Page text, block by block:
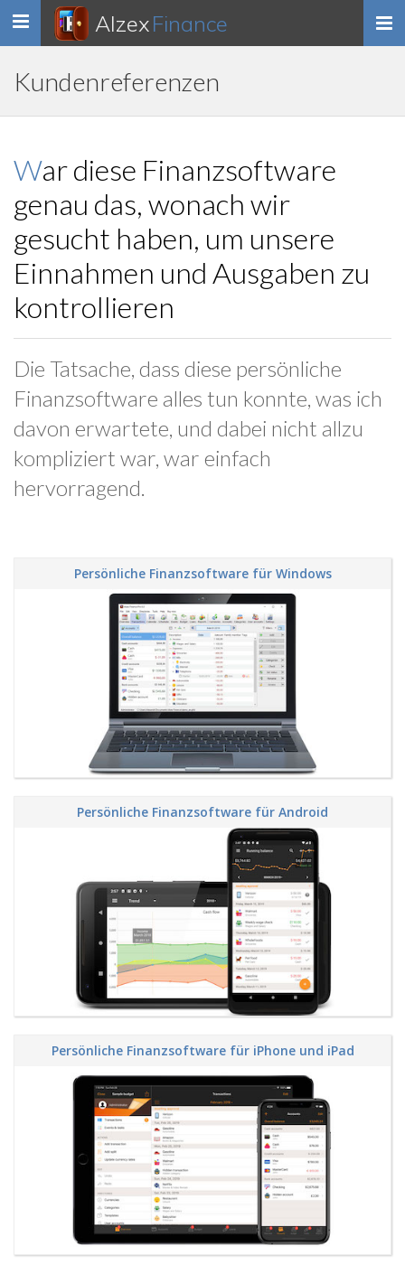
Toggle
navigation
AlzexFinance
Kundenreferenzen
War diese Finanzsoftware
genau das, wonach wir
gesucht haben, um unsere
Einnahmen und Ausgaben zu
kontrollieren
Die Tatsache, dass diese persönliche
Finanzsoftware alles tun konnte, was ich
davon erwartete, und dabei nicht allzu
kompliziert war, war einfach
hervorragend.
Persönliche Finanzsoftware für Windows
Persönliche Finanzsoftware für Android
Persönliche Finanzsoftware für iPhone und iPad